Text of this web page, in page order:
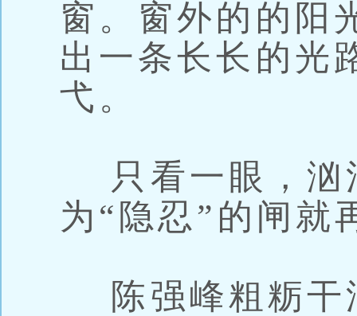
窗。窗外的的阳
出一条长长的光
弋。
只看一眼，汹
为“隐忍”的闸就
陈强峰粗粝干